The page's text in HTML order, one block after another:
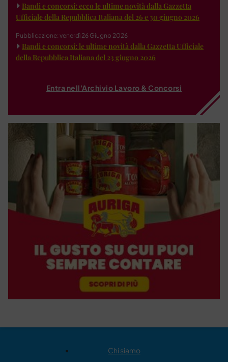
Bandi e concorsi: ecco le ultime novità dalla Gazzetta
Ufficiale della Repubblica Italiana del 26 e 30 giugno 2026
Pubblicazione: venerdì 26 Giugno 2026
Bandi e concorsi: le ultime novità dalla Gazzetta Ufficiale
della Repubblica Italiana del 23 giugno 2026
Entra nell'Archivio Lavoro & Concorsi
Chi siamo